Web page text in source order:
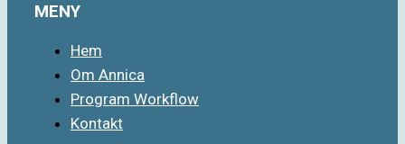
MENY
Hem
Om Annica
Program Workflow
Kontakt